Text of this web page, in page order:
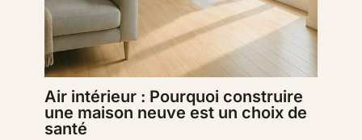
Air intérieur : Pourquoi construire
une maison neuve est un choix de
santé